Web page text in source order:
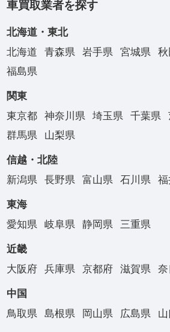
車買取業者を探す
北海道・東北
北海道
青森県 岩手県 宮城県
福島県
関東
東京都
神奈川県 埼玉県 千葉県
群馬県
山梨県
信越・北陸
新潟県
長野県 富山県 石川県
東海
愛知県
岐阜県 静岡県 三重県
近畿
大阪府
兵庫県 京都府 滋賀県
中国
鳥取県
島根県 岡山県 広島県